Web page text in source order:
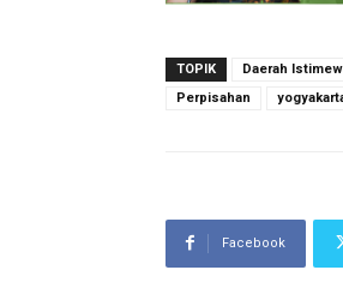
TOPIK Daerah
Perpisahan
Facebook